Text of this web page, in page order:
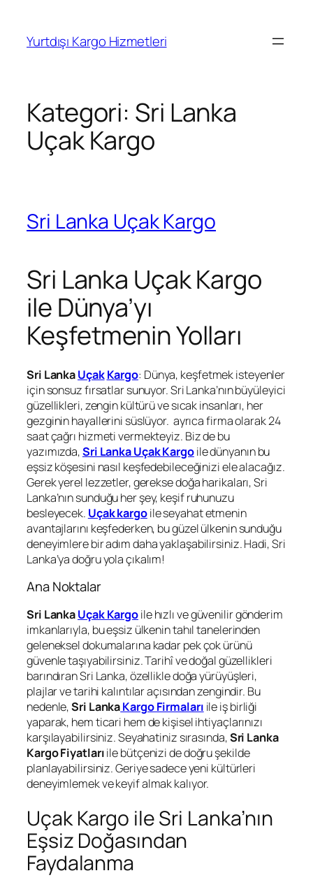
Yurtdışı Kargo Hizmetleri
Kategori: Sri Lanka
Uçak Kargo
Sri Lanka Uçak Kargo
Sri Lanka Uçak Kargo
ile Dünya’yı
Keşfetmenin Yolları
Sri LankaUçakKargo: Dünya, keşfetmek isteyenler
için sonsuz fırsatlar sunuyor. Sri Lanka’nın büyüleyici
güzellikleri, zengin kültürü ve sıcak insanları, her
gezginin hayallerini süslüyor. ayrıca firma olarak 24
saat çağrı hizmeti vermekteyiz. Biz de bu
yazımızda,Sri Lanka Uçak Kargoile dünyanın bu
eşsiz köşesini nasıl keşfedebileceğinizi ele alacağız.
Gerek yerel lezzetler, gerekse doğa harikaları, Sri
Lanka’nın sunduğu her şey, keşif ruhunuzu
besleyecek. Uçak kargoile seyahat etmenin
avantajlarını keşfederken, bu güzel ülkenin sunduğu
deneyimlere bir adım daha yaklaşabilirsiniz. Hadi, Sri
Lanka’ya doğru yola çıkalım!
Ana Noktalar
Sri LankaUçak Kargoile hızlı ve güvenilir gönderim
imkanlarıyla, bu eşsiz ülkenin tahıl tanelerinden
geleneksel dokumalarına kadar pek çok ürünü
güvenle taşıyabilirsiniz. Tarihî ve doğal güzellikleri
barındıran Sri Lanka, özellikle doğa yürüyüşleri,
plajlar ve tarihi kalıntılar açısından zengindir. Bu
nedenle,Sri LankaKargo Firmaları ile iş birliği
yaparak, hem ticari hem de kişisel ihtiyaçlarınızı
karşılayabilirsiniz. Seyahatiniz sırasında,Sri Lanka
Kargo Fiyatlarıile bütçenizi de doğru şekilde
planlayabilirsiniz. Geriye sadece yeni kültürleri
deneyimlemek ve keyif almak kalıyor.
Uçak Kargo ile Sri Lanka’nın
Eşsiz Doğasından
Faydalanma